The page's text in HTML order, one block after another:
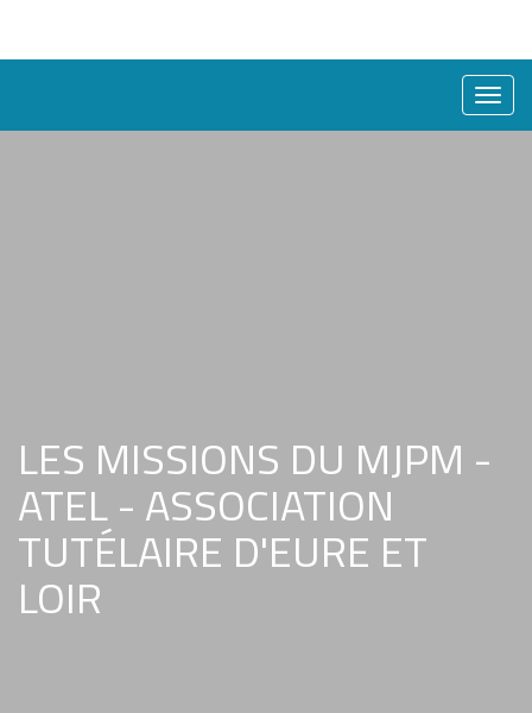
la
LES MISSIONS DU MJPM -
ATEL - ASSOCIATION
TUTÉLAIRE D'EURE ET
LOIR